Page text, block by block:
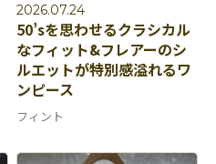
2026.07.24
50’sを思わせるクラシカル
なフィット&フレアーのシ
ルエットが特別感溢れるワ
ンピース
フィント